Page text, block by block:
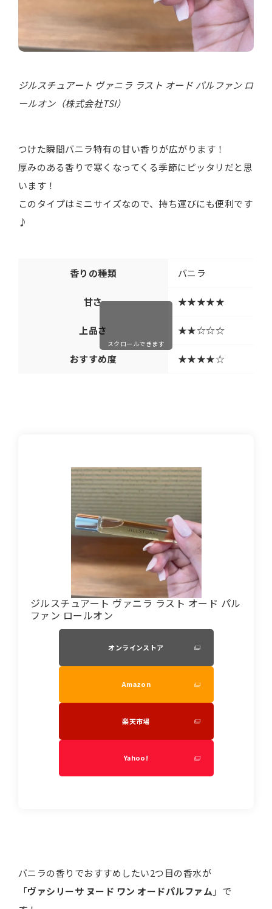
ジルスチュアート ヴァニラ ラスト オード パルファン ロ
ールオン（株式会社TSI）
つけた瞬間バニラ特有の甘い香りが広がります！
厚みのある香りで寒くなってくる季節にピッタリだと思
います！
このタイプはミニサイズなので、持ち運びにも便利です
♪
香りの種類 バニラ
甘さ ★★★★★
上品さ ★★☆☆☆
おすすめ度 ★★★★☆
スクロールできます
ジルスチュアート ヴァニラ ラスト オード パル
ファン ロールオン
オンラインストア
Amazon
楽天市場
Yahoo!
バニラの香りでおすすめしたい2つ目の香水が
「ヴァシリーサ ヌード ワン オードパルファム 」で